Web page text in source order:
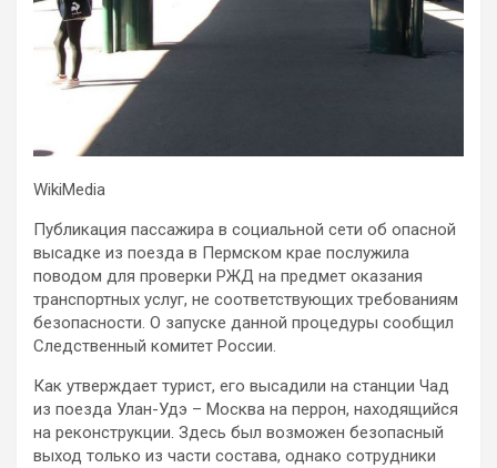
WikiMedia
Публикация пассажира в социальной сети об опасной
высадке из поезда в Пермском крае послужила
поводом для проверки РЖД на предмет оказания
транспортных услуг, не соответствующих требованиям
безопасности. О запуске данной процедуры сообщил
Следственный комитет России.
Как утверждает турист, его высадили на станции Чад
из поезда Улан-Удэ – Москва на перрон, находящийся
на реконструкции. Здесь был возможен безопасный
выход только из части состава, однако сотрудники